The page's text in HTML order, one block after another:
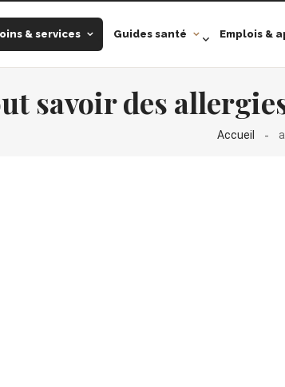
& services Guides santé Emplois &
savoir des
Accueil